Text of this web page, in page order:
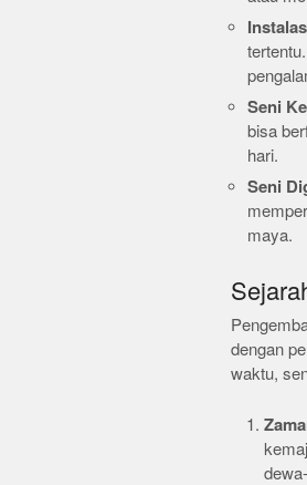
Seni
bisa
hari.
Seni
maya.
dengan
waktu,